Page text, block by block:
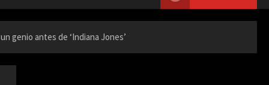
genio antes de ‘Indiana Jones’